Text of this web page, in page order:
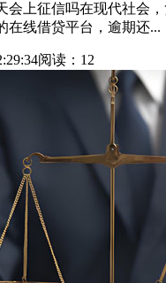
会上征信吗在现代社会
在线借贷平台，逾期还...
阅读：12